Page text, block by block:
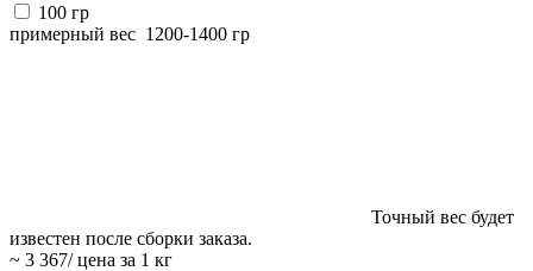
100 гр
примерный вес 1200-1400 гр
Точный вес будет
известен после сборки заказа.
~ 3 367/ цена за 1 кг